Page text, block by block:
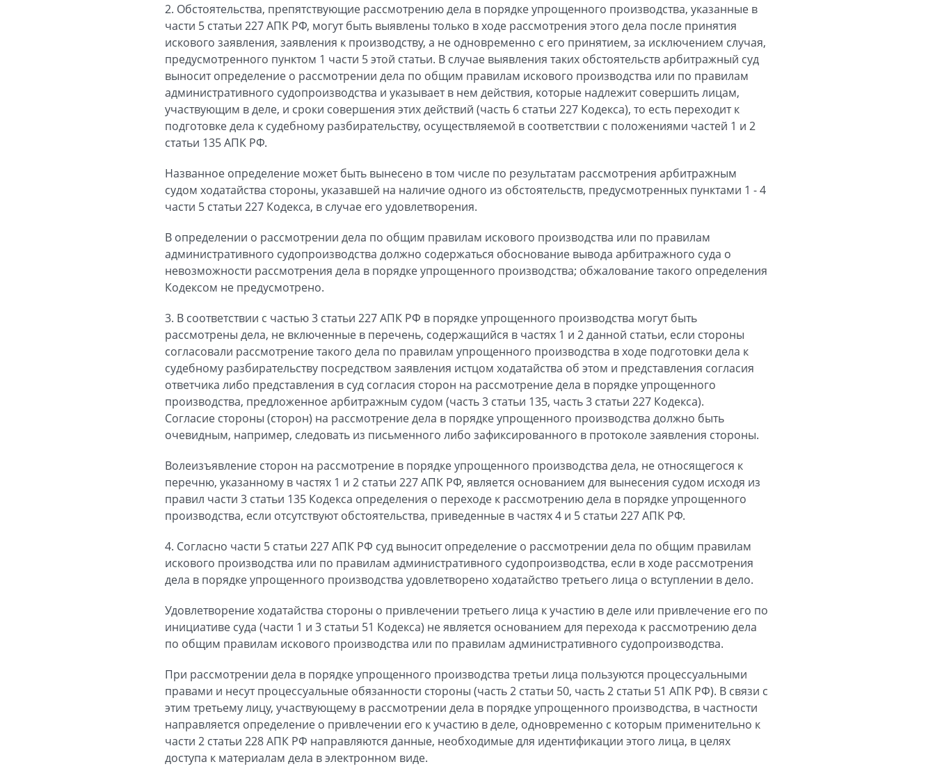
2. Обстоятельства, препятствующие рассмотрению дела в порядке упрощенного производства, указанные в
части 5 статьи 227 АПК РФ, могут быть выявлены только в ходе рассмотрения этого дела после принятия
искового заявления, заявления к производству, а не одновременно с его принятием, за исключением случая,
предусмотренного пунктом 1 части 5 этой статьи. В случае выявления таких обстоятельств арбитражный суд
выносит определение о рассмотрении дела по общим правилам искового производства или по правилам
административного судопроизводства и указывает в нем действия, которые надлежит совершить лицам,
участвующим в деле, и сроки совершения этих действий (часть 6 статьи 227 Кодекса), то есть переходит к
подготовке дела к судебному разбирательству, осуществляемой в соответствии с положениями частей 1 и 2
статьи 135 АПК РФ.
Названное определение может быть вынесено в том числе по результатам рассмотрения арбитражным
судом ходатайства стороны, указавшей на наличие одного из обстоятельств, предусмотренных пунктами 1 - 4
части 5 статьи 227 Кодекса, в случае его удовлетворения.
В определении о рассмотрении дела по общим правилам искового производства или по правилам
административного судопроизводства должно содержаться обоснование вывода арбитражного суда о
невозможности рассмотрения дела в порядке упрощенного производства; обжалование такого определения
Кодексом не предусмотрено.
3. В соответствии с частью 3 статьи 227 АПК РФ в порядке упрощенного производства могут быть
рассмотрены дела, не включенные в перечень, содержащийся в частях 1 и 2 данной статьи, если стороны
согласовали рассмотрение такого дела по правилам упрощенного производства в ходе подготовки дела к
судебному разбирательству посредством заявления истцом ходатайства об этом и представления согласия
ответчика либо представления в суд согласия сторон на рассмотрение дела в порядке упрощенного
производства, предложенное арбитражным судом (часть 3 статьи 135, часть 3 статьи 227 Кодекса).
Согласие стороны (сторон) на рассмотрение дела в порядке упрощенного производства должно быть
очевидным, например, следовать из письменного либо зафиксированного в протоколе заявления стороны.
Волеизъявление сторон на рассмотрение в порядке упрощенного производства дела, не относящегося к
перечню, указанному в частях 1 и 2 статьи 227 АПК РФ, является основанием для вынесения судом исходя из
правил части 3 статьи 135 Кодекса определения о переходе к рассмотрению дела в порядке упрощенного
производства, если отсутствуют обстоятельства, приведенные в частях 4 и 5 статьи 227 АПК РФ.
4. Согласно части 5 статьи 227 АПК РФ суд выносит определение о рассмотрении дела по общим правилам
искового производства или по правилам административного судопроизводства, если в ходе рассмотрения
дела в порядке упрощенного производства удовлетворено ходатайство третьего лица о вступлении в дело.
Удовлетворение ходатайства стороны о привлечении третьего лица к участию в деле или привлечение его по
инициативе суда (части 1 и 3 статьи 51 Кодекса) не является основанием для перехода к рассмотрению дела
по общим правилам искового производства или по правилам административного судопроизводства.
При рассмотрении дела в порядке упрощенного производства третьи лица пользуются процессуальными
правами и несут процессуальные обязанности стороны (часть 2 статьи 50, часть 2 статьи 51 АПК РФ). В связи с
этим третьему лицу, участвующему в рассмотрении дела в порядке упрощенного производства, в частности
направляется определение о привлечении его к участию в деле, одновременно с которым применительно к
части 2 статьи 228 АПК РФ направляются данные, необходимые для идентификации этого лица, в целях
доступа к материалам дела в электронном виде.